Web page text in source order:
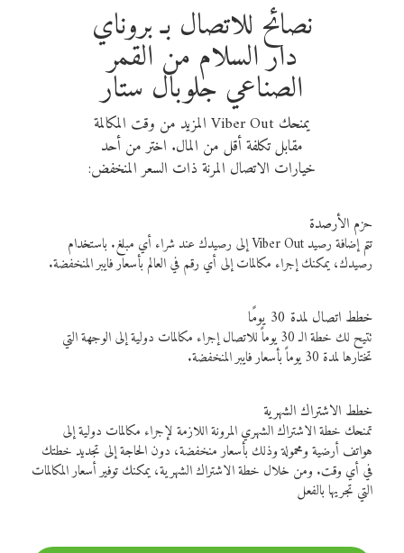
نصائح للاتصال بـ بروناي
دار السلام من القمر
الصناعي جلوبال ستار
يمنحك Viber Out المزيد من وقت المكالمة
مقابل تكلفة أقل من المال. اختر من أحد
خيارات الاتصال المرنة ذات السعر المنخفض:
حزم الأرصدة
تتم إضافة رصيد Viber Out إلى رصيدك عند شراء أي مبلغ. باستخدام
رصيدك، يمكنك إجراء مكالمات إلى أي رقم في العالم بأسعار فايبر المنخفضة.
خطط اتصال لمدة 30 يومًا
تتيح لك خطة الـ 30 يوماً للاتصال إجراء مكالمات دولية إلى الوجهة التي
تختارها لمدة 30 يوماً بأسعار فايبر المنخفضة.
خطط الاشتراك الشهرية
تمنحك خطة الاشتراك الشهري المرونة اللازمة لإجراء مكالمات دولية إلى
هواتف أرضية ومحمولة وذلك بأسعار منخفضة، دون الحاجة إلى تجديد خطتك
في أي وقت. ومن خلال خطة الاشتراك الشهرية، يمكنك توفير أسعار المكالمات
التي تجريها بالفعل